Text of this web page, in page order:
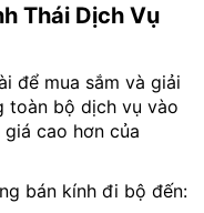
Thái Dịch Vụ
để mua sắm và giải
toàn bộ dịch vụ vào
cao hơn của
bán kính đi bộ đến: